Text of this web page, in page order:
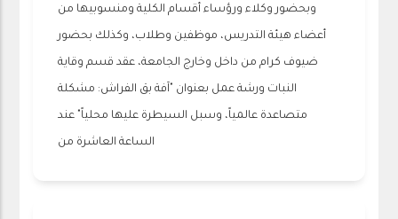
وبحضور وكلاء ورؤساء أقسام الكلية ومنسوبيها من
أعضاء هيئة التدريس، موظفين وطلاب، وكذلك بحضور
ضيوف كرام من داخل وخارج الجامعة، عقد قسم وقاية
النبات ورشة عمل بعنوان "آفة بق الفراش: مشكلة
متصاعدة عالمياً، وسبل السيطرة عليها محلياً" عند
الساعة العاشرة من